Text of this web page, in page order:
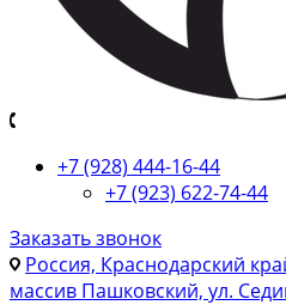
+7 (928) 444-16-44
+7 (923) 622-74-44
Заказать звонок
Россия, Краснодарский
массив Пашковский, ул.